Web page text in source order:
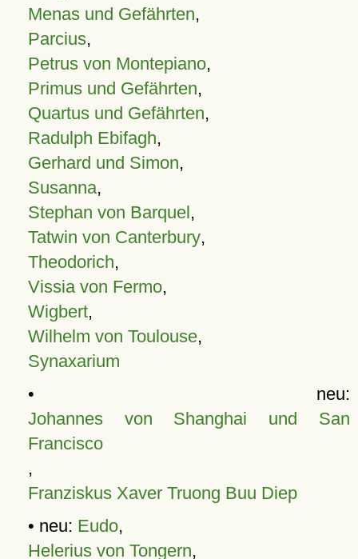
Menas und Gefährten,
Parcius,
Petrus von Montepiano,
Primus und Gefährten,
Quartus und Gefährten,
Radulph Ebifagh,
Gerhard und Simon,
Susanna,
Stephan von Barquel,
Tatwin von Canterbury,
Theodorich,
Vissia von Fermo,
Wigbert,
Wilhelm von Toulouse,
Synaxarium
• neu:
Johannes von Shanghai und San
Francisco
,
Franziskus Xaver Truong Buu Diep
• neu: Eudo,
Helerius von Tongern,